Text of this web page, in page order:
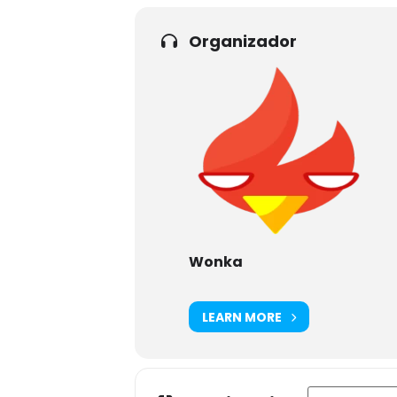
Organizador
Wonka
LEARN MORE
Address -